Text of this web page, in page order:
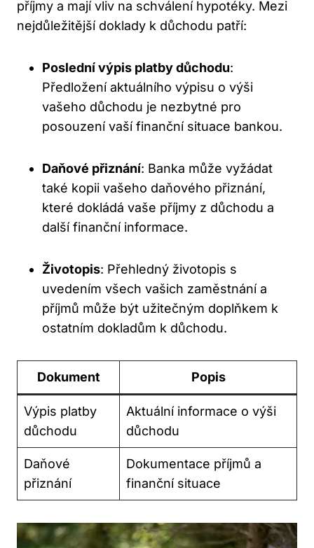
příjmy a mají vliv na schválení hypotéky. Mezi
nejdůležitější doklady k důchodu patří:
Poslední výpis platby důchodu:
Předložení aktuálního výpisu o výši
vašeho důchodu je nezbytné pro
posouzení vaší finanční situace bankou.
Daňové přiznání: Banka může vyžádat
také kopii vašeho daňového přiznání,
které dokládá vaše příjmy z důchodu a
další finanční informace.
Životopis: Přehledný životopis s
uvedením všech vašich zaměstnání a
příjmů může být užitečným doplňkem k
ostatním dokladům k důchodu.
Dokument Popis
Výpis platby
důchodu
Aktuální informace o výši
důchodu
Daňové
přiznání
Dokumentace příjmů a
finanční situace